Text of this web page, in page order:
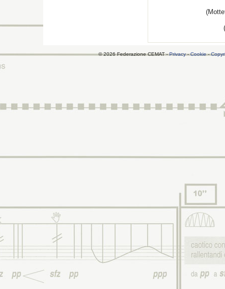
© 2026 Federazione CEMAT -Privacy-Cookie-